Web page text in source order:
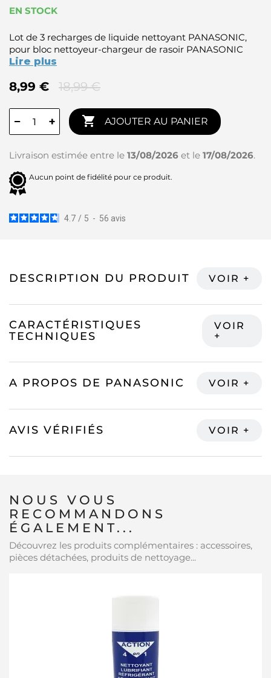
EN STOCK
Lot de 3 recharges de liquide nettoyant PANASONIC,
pour bloc nettoyeur-chargeur de rasoir PANASONIC
Lire plus
8,99 € 18,99 €
− +  AJOUTER AU PANIER
Livraison estimée entre le 13/08/2026 et le 17/08/2026.
Aucun point de fidélité pour ce produit.
4.7 / 5 - 56 avis
DESCRIPTION DU PRODUIT
CARACTÉRISTIQUES
TECHNIQUES
A PROPOS DE PANASONIC
AVIS VÉRIFIÉS
NOUS VOUS
RECOMMANDONS
ÉGALEMENT...
Découvrez les produits complémentaires : accessoires,
pièces détachées, produits de nettoyage...